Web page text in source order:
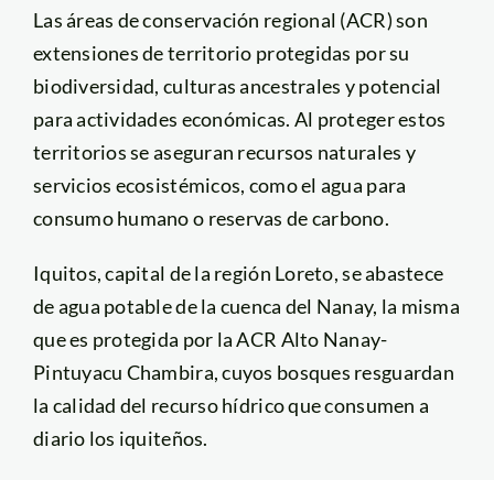
Las áreas de conservación regional (ACR) son
extensiones de territorio protegidas por su
biodiversidad, culturas ancestrales y potencial
para actividades económicas. Al proteger estos
territorios se aseguran recursos naturales y
servicios ecosistémicos, como el agua para
consumo humano o reservas de carbono.
Iquitos, capital de la región Loreto, se abastece
de agua potable de la cuenca del Nanay, la misma
que es protegida por la ACR Alto Nanay-
Pintuyacu Chambira, cuyos bosques resguardan
la calidad del recurso hídrico que consumen a
diario los iquiteños.